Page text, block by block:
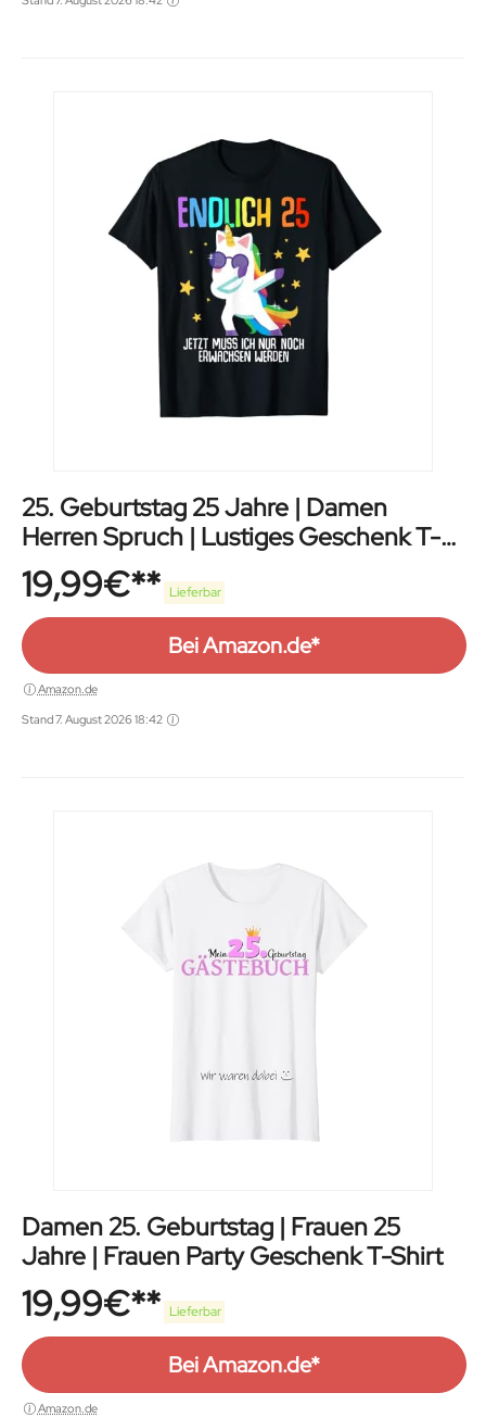
25. Geburtstag 25 Jahre | Damen
Herren Spruch | Lustiges Geschenk T-
Shirt
19,99€ Lieferbar
Bei Amazon.de*
Amazon.de
Stand 7. August 2026 18:42
Damen 25. Geburtstag | Frauen 25
Jahre | Frauen Party Geschenk T-Shirt
19,99€ Lieferbar
Bei Amazon.de*
Amazon.de